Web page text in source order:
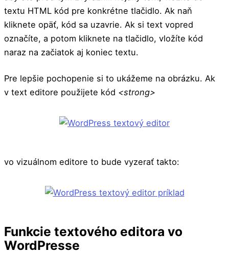
textu HTML kód pre konkrétne tlačidlo. Ak naň
kliknete opäť, kód sa uzavrie. Ak si text vopred
označíte, a potom kliknete na tlačidlo, vložíte kód
naraz na začiatok aj koniec textu.
Pre lepšie pochopenie si to ukážeme na obrázku. Ak
v text editore použijete kód <strong>
vo vizuálnom editore to bude vyzerať takto:
Funkcie textového editora vo
WordPresse